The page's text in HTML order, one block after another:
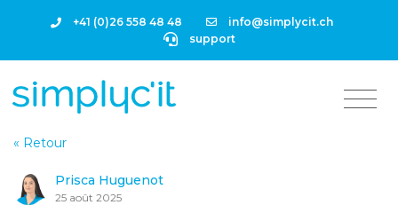
+41 (0)26 558 48 48
info@simplycit.ch
support
« Retour
Prisca Huguenot
25 août 2025